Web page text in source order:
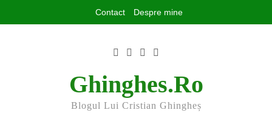
Contact Despre mine
Ghinghes.ro
Blogul Lui Cristian Ghingheș